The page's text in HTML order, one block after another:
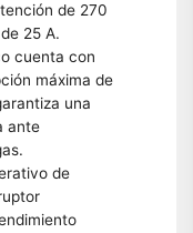
de 270
25 A.
cuenta con
máxima de
una
ante
de